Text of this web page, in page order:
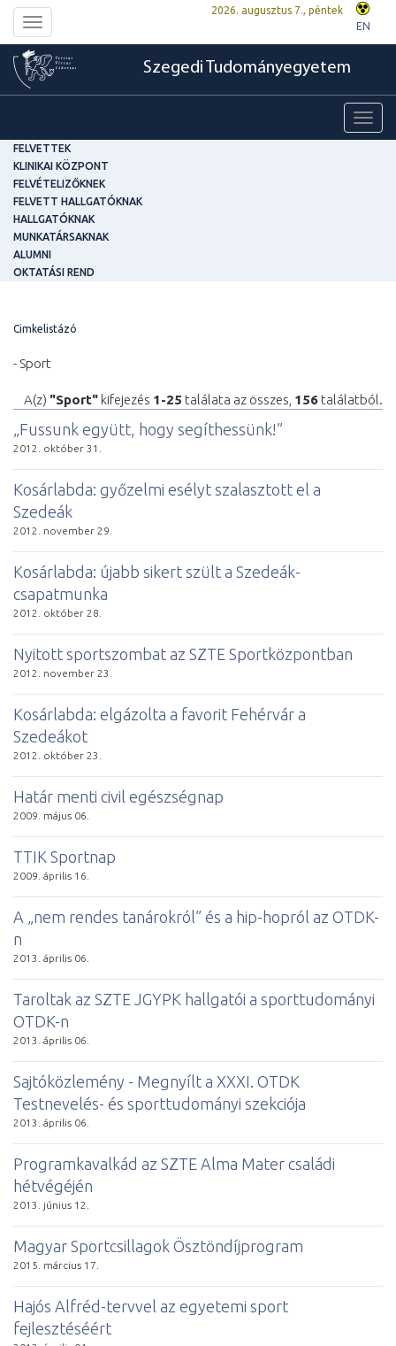
Toggle
navigation
2026. augusztus 7., péntek
EN
Szegedi Tudományegyetem
FELVETTEK
KLINIKAI KÖZPONT
FELVÉTELIZŐKNEK
FELVETT HALLGATÓKNAK
HALLGATÓKNAK
MUNKATÁRSAKNAK
ALUMNI
OKTATÁSI REND
Cimkelistázó
- Sport
A(z) "Sport" kifejezés 1-25 találata az összes, 156 találatból.
„Fussunk együtt, hogy segíthessünk!”
2012. október 31.
Kosárlabda: győzelmi esélyt szalasztott el a
Szedeák
2012. november 29.
Kosárlabda: újabb sikert szült a Szedeák-
csapatmunka
2012. október 28.
Nyitott sportszombat az SZTE Sportközpontban
2012. november 23.
Kosárlabda: elgázolta a favorit Fehérvár a
Szedeákot
2012. október 23.
Határ menti civil egészségnap
2009. május 06.
TTIK Sportnap
2009. április 16.
A „nem rendes tanárokról” és a hip-hopról az OTDK-
n
2013. április 06.
Taroltak az SZTE JGYPK hallgatói a sporttudományi
OTDK-n
2013. április 06.
Sajtóközlemény - Megnyílt a XXXI. OTDK
Testnevelés- és sporttudományi szekciója
2013. április 06.
Programkavalkád az SZTE Alma Mater családi
hétvégéjén
2013. június 12.
Magyar Sportcsillagok Ösztöndíjprogram
2015. március 17.
Hajós Alfréd-tervvel az egyetemi sport
fejlesztéséért